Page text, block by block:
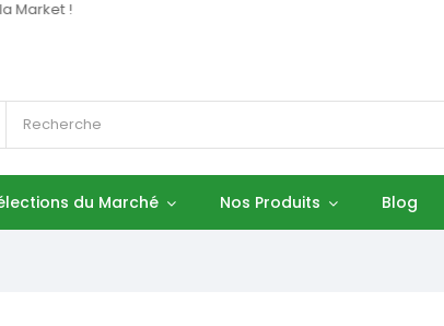
!
du Marché Nos Produits Blog